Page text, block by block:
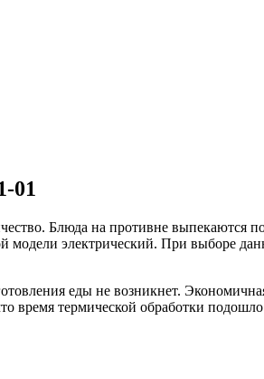
01
Блюда на противне
электрический. При выборе
еды не возникнет.
время термической обработки подошло